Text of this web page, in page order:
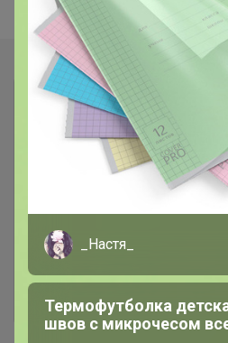
Показаны записи
_Настя_
Термофутболка
швов с микрочесом